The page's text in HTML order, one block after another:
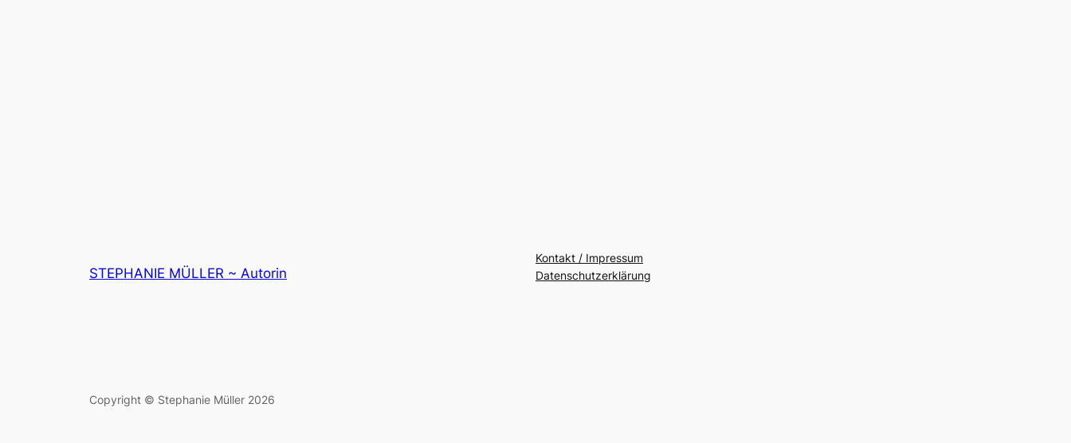
STEPHANIE MÜLLER ~ Autorin
Kontakt / Impressum
Datenschutzerklärung
Copyright © Stephanie Müller 2026